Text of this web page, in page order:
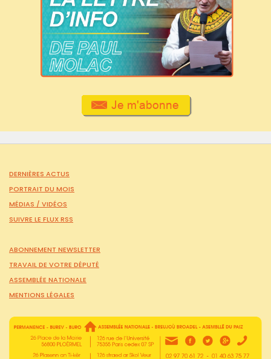
DERNIÈRES ACTUS
PORTRAIT DU MOIS
MÉDIAS / VIDÉOS
SUIVRE LE FLUX RSS
ABONNEMENT NEWSLETTER
TRAVAIL DE VOTRE DÉPUTÉ
ASSEMBLÉE NATIONALE
MENTIONS LÉGALES